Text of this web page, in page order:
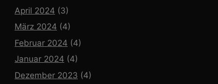
April 2024 (3)
März 2024 (4)
Februar 2024 (4)
Januar 2024 (4)
Dezember 2023 (4)